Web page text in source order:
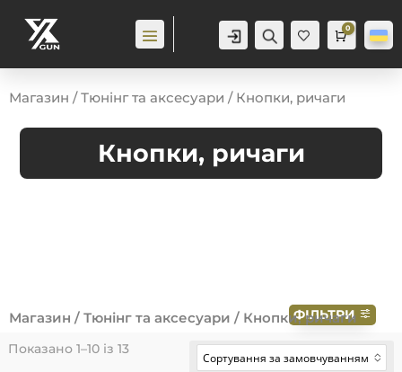
АккаунтПошук
Ба
жа
0
Cart
0
0,0
Магазин /Тюнінг та аксесуари / Кнопки, ричаги
Кнопки, ричаги
ФІЛЬТРИ
Магазин / Тюнінг та аксесуари / Кнопки, ричаги
Показано 1–10 із 13
Сортування за замовчуванням